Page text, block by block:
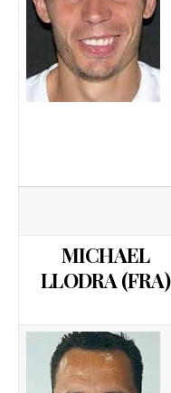
MICHAEL
LLODRA (FRA)